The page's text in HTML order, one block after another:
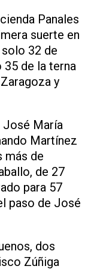
Panales
suerte en
32 de
35 de la terna
y
José María
Martínez
más de
de 27
para 57
paso de José
dos
Zúñiga